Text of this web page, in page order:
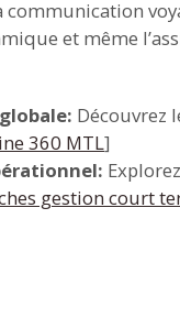
communication
et même
Découvrez
360 MTL]
gestion court